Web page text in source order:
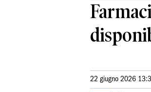
22 giugno 2026